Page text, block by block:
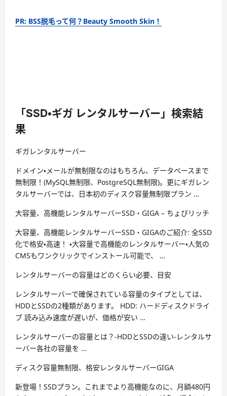
PR: BSS脱毛って何？Beauty Smooth Skin！
「SSD・ギガ レンタルサーバー」検索結
果
ギガレンタルサーバー
ドメイン・メールが無制限なのはもちろん、データベースまで
無制限！(MySQL無制限、PostgreSQL無制限)。更にギガレン
タルサーバーでは、日本初のディスク容量無制限プラン …
大容量、高機能レンタルサーバーSSD・GIGA – ちょびリッチ
大容量、高機能レンタルサーバーSSD・GIGAのご紹介: 全SSD
化で格安・高速！ ・大容量で高機能のレンタルサーバー・人気の
CMSもワンクリックでインストール可能で、 …
レンタルサーバーの容量はどのくらい必要、目安
レンタルサーバーで確保されている容量のタイプとしては、
HDDとSSDの2種類があります。 HDD: ハードディスクドライ
ブ 読み込み速度が遅いが、価格が安い …
レンタルサーバーの容量とは？-HDDとSSDの違い-レンタルサ
ーバー各社の容量を …
ディスク容量無制限、格安レンタルサーバーGIGA
新登場！SSDプラン。これまでより高機能なのに、月額480円